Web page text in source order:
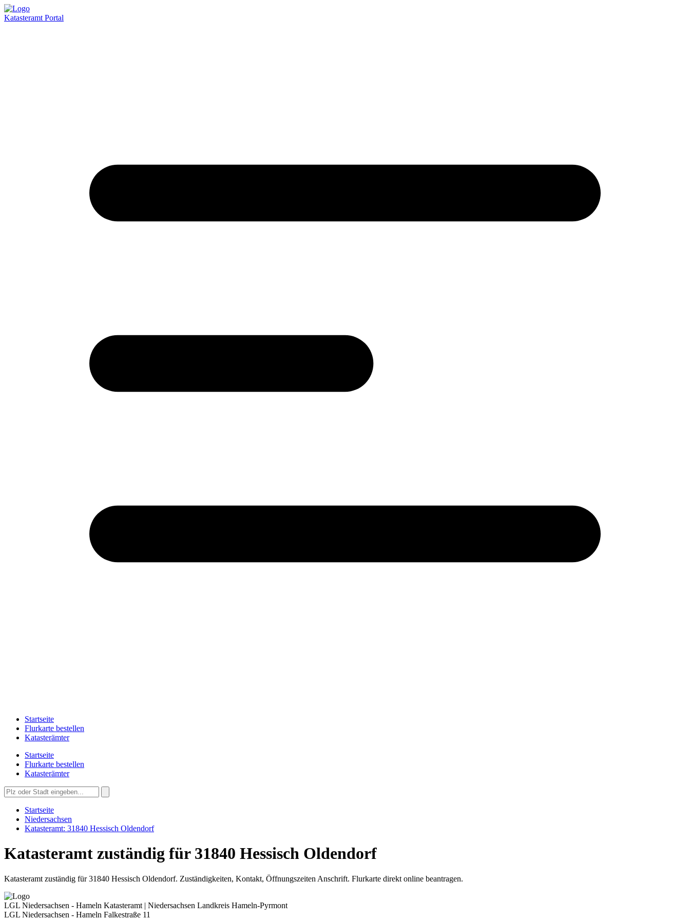
Katasteramt Portal
Startseite
Flurkarte bestellen
Katasterämter
Startseite
Flurkarte bestellen
Katasterämter
Startseite
Niedersachsen
Katasteramt: 31840 Hessisch Oldendorf
Katasteramt zuständig für 31840 Hessisch Oldendorf
Katasteramt zuständig für 31840 Hessisch Oldendorf. Zuständigkeiten, Kontakt, Öffnungszeiten Anschrift. Flurkarte direkt online beantragen.
LGL Niedersachsen - Hameln Katasteramt | Niedersachsen Landkreis Hameln-Pyrmont
LGL Niedersachsen - Hameln Falkestraße 11